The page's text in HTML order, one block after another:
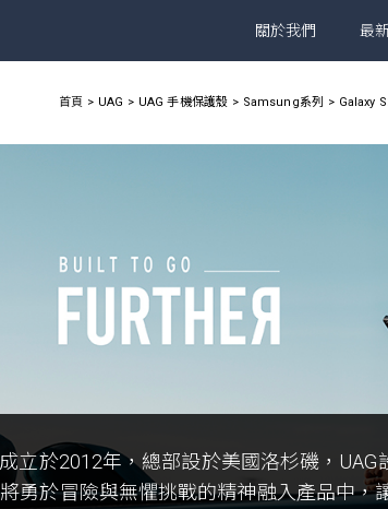
關於我們 最
首頁 UAG UAG 手機保護殼 Samsung系列 Galaxy
立於2012年，總部設於美國洛杉磯，
勇於冒險與無懼挑戰的精神融入產品中